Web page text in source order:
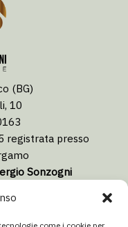
(BG)
10
registrata presso
Sonzogni